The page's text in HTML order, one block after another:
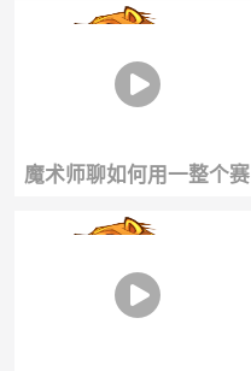
生日夜泡在训练馆...
魔术师聊如何用一整个赛
季融化贾巴尔的冰冷外
壳！